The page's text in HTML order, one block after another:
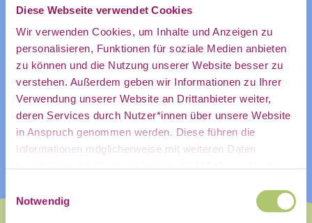
Diese Webseite verwendet Cookies
Wir verwenden Cookies, um Inhalte und Anzeigen zu
personalisieren, Funktionen für soziale Medien anbieten
zu können und die Nutzung unserer Website besser zu
verstehen. Außerdem geben wir Informationen zu Ihrer
Verwendung unserer Website an Drittanbieter weiter,
deren Services durch Nutzer*innen über unsere Website
in Anspruch genommen werden. Diese führen die
Informationen möglicherweise mit weiteren Daten
haben.
Notwendig
direkt in
mein
persönliches